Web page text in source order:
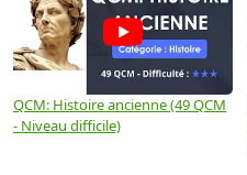
QCM: Histoire ancienne (49 QCM
- Niveau difficile)